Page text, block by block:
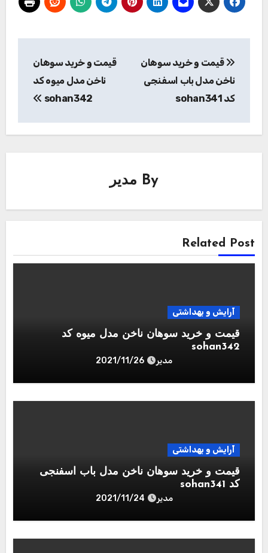
نوشته
قیمت و خرید سوهان
ناخن مدل باب اسفنجی
کد sohan341
قیمت و خرید سوهان
ناخن مدل میوه کد
sohan342
By مدیر
Related Post
آرایش و بهداشتی
قیمت و خرید سوهان ناخن مدل میوه کد
sohan342
مدیر 2021/11/26
آرایش و بهداشتی
قیمت و خرید سوهان ناخن مدل باب اسفنجی
کد sohan341
مدیر 2021/11/24